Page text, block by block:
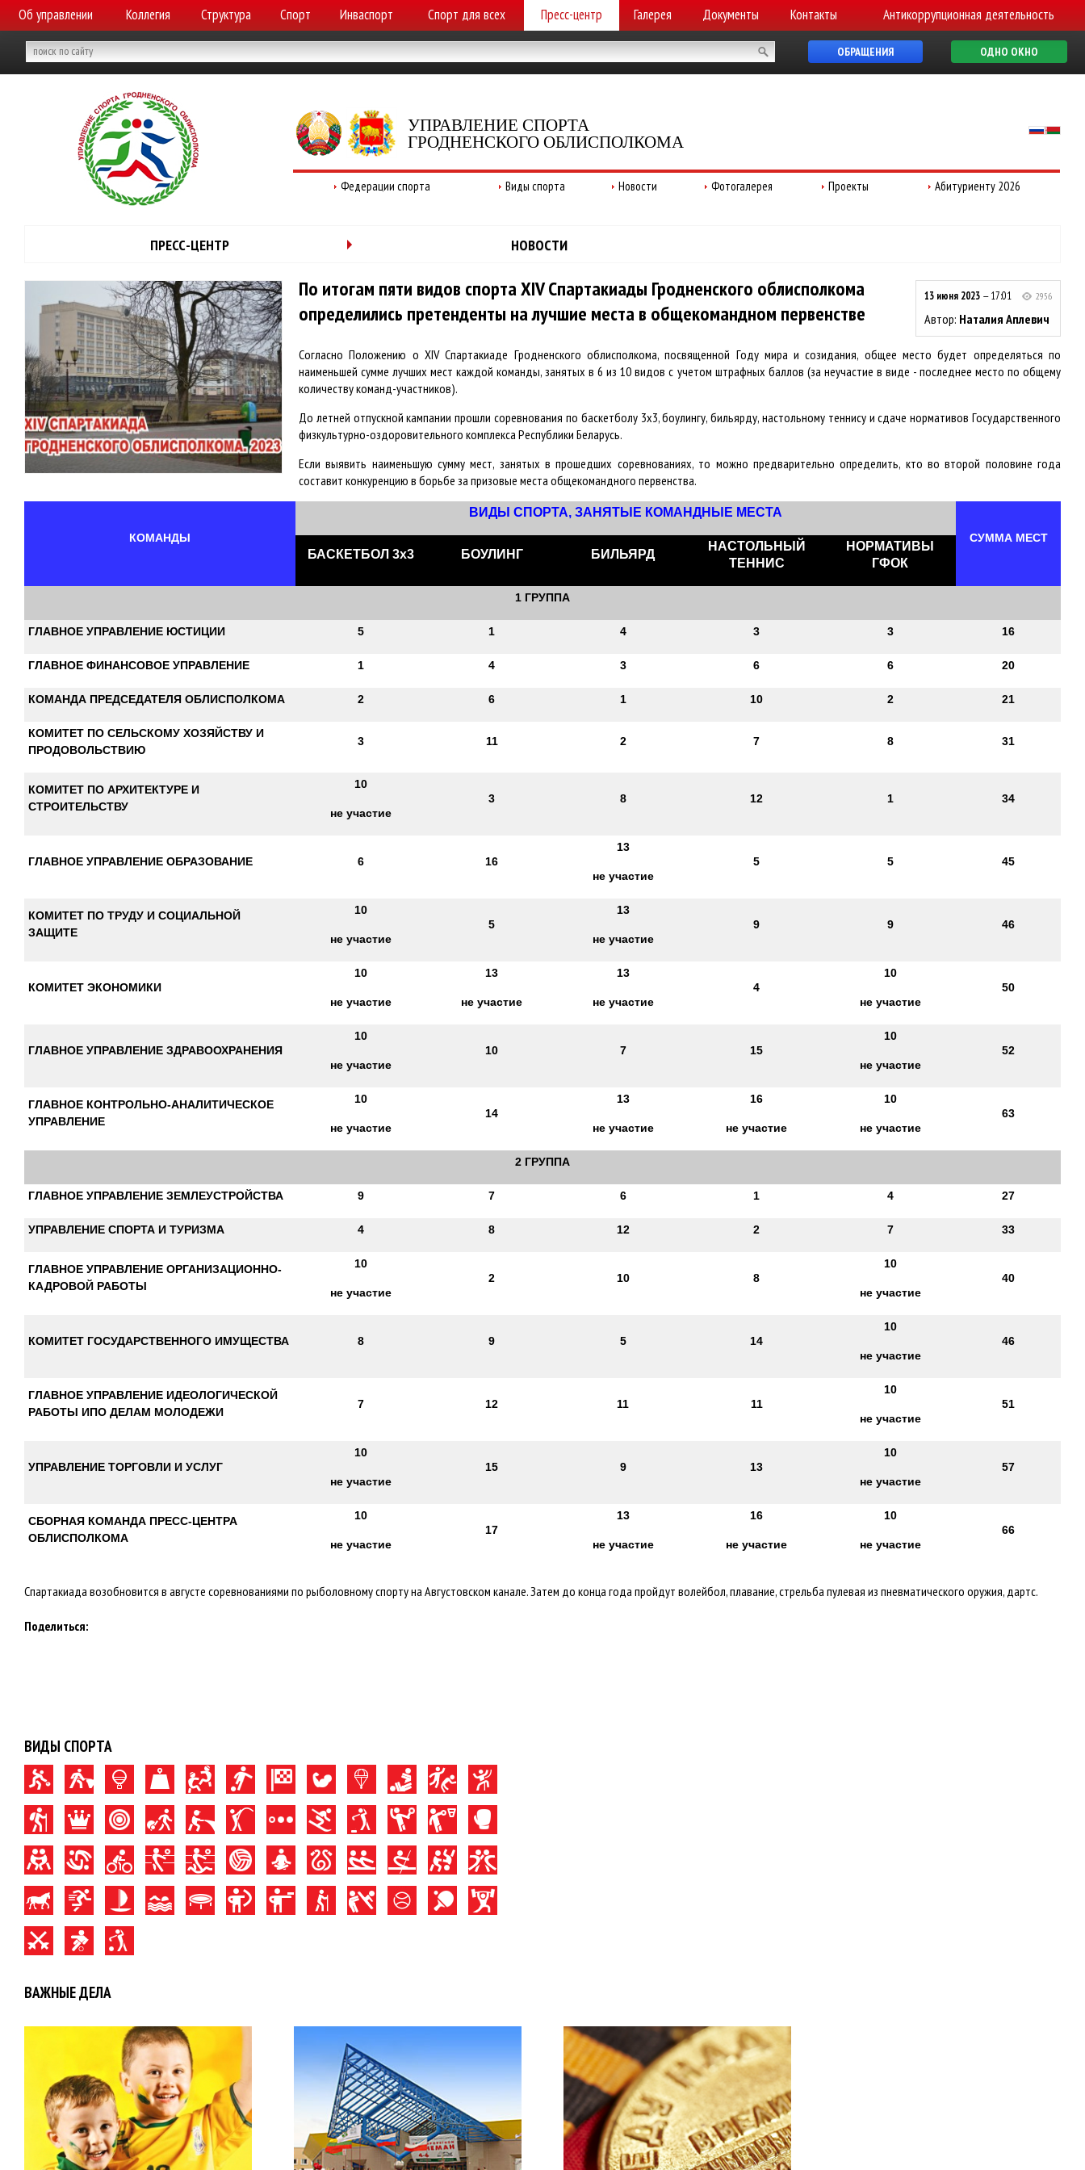
Об управлении Коллегия Структура Спорт Инваспорт Спорт для всех Пресс-центр Галерея Документы Контакты Антикоррупционная деятельность
ОБРАЩЕНИЯ ОДНО ОКНО
УПРАВЛЕНИЕ СПОРТА
ГРОДНЕНСКОГО ОБЛИСПОЛКОМА
Федерации спорта Виды спорта Новости Фотогалерея Проекты Абитуриенту 2026
ПРЕСС-ЦЕНТР НОВОСТИ
13 июня 2023 — 17:01 2956
Автор: Наталия Аплевич
По итогам пяти видов спорта XIV Спартакиады Гродненского облисполкома
определились претенденты на лучшие места в общекомандном первенстве
Согласно Положению о XIV Спартакиаде Гродненского облисполкома, посвященной Году мира и созидания, общее место будет определяться по
наименьшей сумме лучших мест каждой команды, занятых в 6 из 10 видов с учетом штрафных баллов (за неучастие в виде - последнее место по общему
количеству команд-участников).
До летней отпускной кампании прошли соревнования по баскетболу 3х3, боулингу, бильярду, настольному теннису и сдаче нормативов Государственного
физкультурно-оздоровительного комплекса Республики Беларусь.
Если выявить наименьшую сумму мест, занятых в прошедших соревнованиях, то можно предварительно определить, кто во второй половине года
составит конкуренцию в борьбе за призовые места общекомандного первенства.
КОМАНДЫ
ВИДЫ СПОРТА, ЗАНЯТЫЕ КОМАНДНЫЕ МЕСТА
СУММА МЕСТ
БАСКЕТБОЛ 3х3 БОУЛИНГ БИЛЬЯРД
НАСТОЛЬНЫЙ
ТЕННИС
НОРМАТИВЫ
ГФОК
1 ГРУППА
ГЛАВНОЕ УПРАВЛЕНИЕ ЮСТИЦИИ 5 1 4 3 3 16
ГЛАВНОЕ ФИНАНСОВОЕ УПРАВЛЕНИЕ 1 4 3 6 6 20
КОМАНДА ПРЕДСЕДАТЕЛЯ ОБЛИСПОЛКОМА 2 6 1 10 2 21
КОМИТЕТ ПО СЕЛЬСКОМУ ХОЗЯЙСТВУ И
ПРОДОВОЛЬСТВИЮ
3 11 2 7 8 31
КОМИТЕТ ПО АРХИТЕКТУРЕ И
СТРОИТЕЛЬСТВУ
10
не участие
3 8 12 1 34
ГЛАВНОЕ УПРАВЛЕНИЕ ОБРАЗОВАНИЕ 6 16
13
не участие
5 5 45
КОМИТЕТ ПО ТРУДУ И СОЦИАЛЬНОЙ
ЗАЩИТЕ
10
не участие
5
13
не участие
9 9 46
КОМИТЕТ ЭКОНОМИКИ
10
не участие
13
не участие
13
не участие
4
10
не участие
50
ГЛАВНОЕ УПРАВЛЕНИЕ ЗДРАВООХРАНЕНИЯ
10
не участие
10 7 15
10
не участие
52
ГЛАВНОЕ КОНТРОЛЬНО-АНАЛИТИЧЕСКОЕ
УПРАВЛЕНИЕ
10
не участие
14
13
не участие
16
не участие
10
не участие
63
2 ГРУППА
ГЛАВНОЕ УПРАВЛЕНИЕ ЗЕМЛЕУСТРОЙСТВА 9 7 6 1 4 27
УПРАВЛЕНИЕ СПОРТА И ТУРИЗМА 4 8 12 2 7 33
ГЛАВНОЕ УПРАВЛЕНИЕ ОРГАНИЗАЦИОННО-
КАДРОВОЙ РАБОТЫ
10
не участие
2 10 8
10
не участие
40
КОМИТЕТ ГОСУДАРСТВЕННОГО ИМУЩЕСТВА 8 9 5 14
10
не участие
46
ГЛАВНОЕ УПРАВЛЕНИЕ ИДЕОЛОГИЧЕСКОЙ
РАБОТЫ ИПО ДЕЛАМ МОЛОДЕЖИ
7 12 11 11
10
не участие
51
УПРАВЛЕНИЕ ТОРГОВЛИ И УСЛУГ
10
не участие
15 9 13
10
не участие
57
СБОРНАЯ КОМАНДА ПРЕСС-ЦЕНТРА
ОБЛИСПОЛКОМА
10
не участие
17
13
не участие
16
не участие
10
не участие
66
Спартакиада возобновится в августе соревнованиями по рыболовному спорту на Августовском канале. Затем до конца года пройдут волейбол, плавание, стрельба пулевая из пневматического оружия, дартс.
Поделиться:
ВИДЫ СПОРТА
ВАЖНЫЕ ДЕЛА